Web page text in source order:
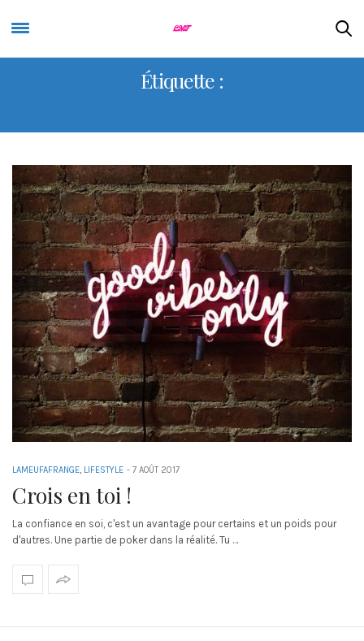
Étiquette :
LAMEUFAFRANGE, LIFESTYLE - 7 AOÛT 2017
Crois en toi !
La confiance en soi, c'est un avantage pour certains et un poids pour
d'autres. Une partie de poker dans la réalité. Tu …